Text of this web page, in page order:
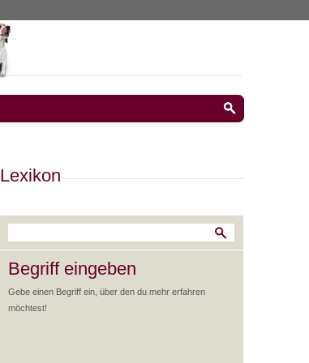
Lexikon
Begriff eingeben
Gebe einen Begriff ein, über den du mehr erfahren
möchtest!